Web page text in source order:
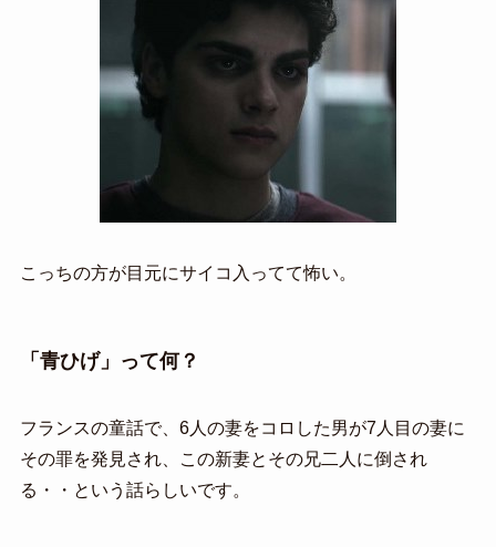
こっちの方が目元にサイコ入ってて怖い。
「青ひげ」って何？
フランスの童話で、6人の妻をコロした男が7人目の妻に
その罪を発見され、この新妻とその兄二人に倒され
る・・という話らしいです。